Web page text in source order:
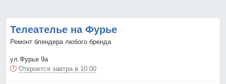
Телеателье на Фурье
Ремонт блендера любого бренда
ул.Фурье 9а
Откроется завтра в 10:00